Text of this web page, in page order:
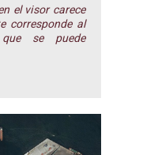
el visor carece
corresponde al
se puede